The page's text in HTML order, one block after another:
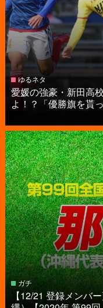
ゆるネタ
愛媛の強豪・新田高
よ！？「優勝旗を貰
ガチ
【12/21 登録メンバ